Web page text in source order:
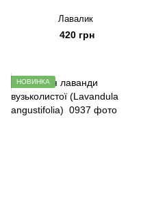
Лавалик
420 грн
НОВИНКА